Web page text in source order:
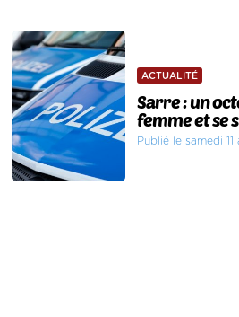
ACTUALITÉ
Sarre : un
femme et se
Publié le samedi